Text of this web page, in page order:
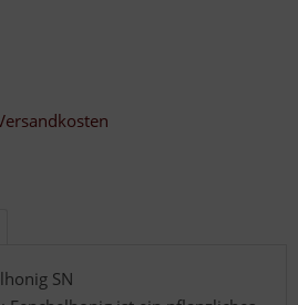
SN